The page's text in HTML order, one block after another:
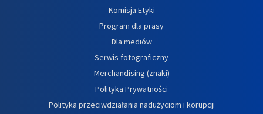
Komisja Etyki
Program dla prasy
Dla mediów
Serwis fotograficzny
Merchandising (znaki)
Polityka Prywatności
Polityka przeciwdziałania nadużyciom i korupcji